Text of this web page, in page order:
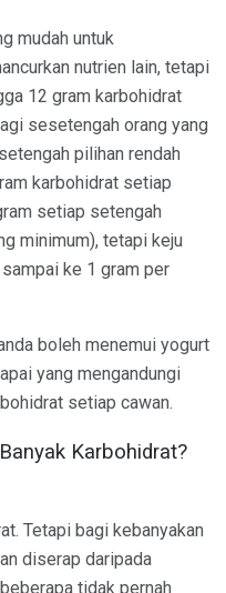
mudah untuk
nutrien lain, tetapi
12 gram karbohidrat
sesetengah orang yang
pilihan rendah
karbohidrat setiap
setiap setengah
minimum), tetapi keju
ke 1 gram per
boleh menemui yogurt
yang mengandungi
setiap cawan.
Karbohidrat?
Tetapi bagi kebanyakan
diserap daripada
tidak pernah